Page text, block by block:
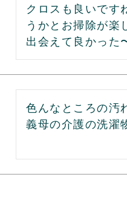
クロスも良いです
うかとお掃除が楽
出会えて良かった
色んなところの汚
義母の介護の洗濯